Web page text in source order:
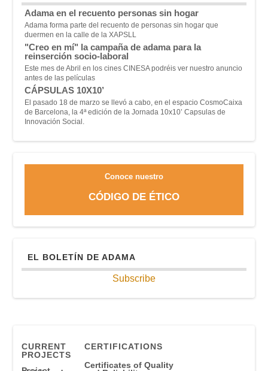
Adama en el recuento personas sin hogar
Adama forma parte del recuento de personas sin hogar que
duermen en la calle de la XAPSLL
"Creo en mí" la campaña de adama para la
reinserción socio-laboral
Este mes de Abril en los cines CINESA podréis ver nuestro anuncio
antes de las películas
CÁPSULAS 10X10’
El pasado 18 de marzo se llevó a cabo, en el espacio CosmoCaixa
de Barcelona, la 4ª edición de la Jornada 10x10’ Capsulas de
Innovación Social.
Conoce nuestro
CÓDIGO DE ÉTICO
EL BOLETÍN DE ADAMA
Subscribe
CURRENT
PROJECTS
CERTIFICATIONS
Certificates of Quality